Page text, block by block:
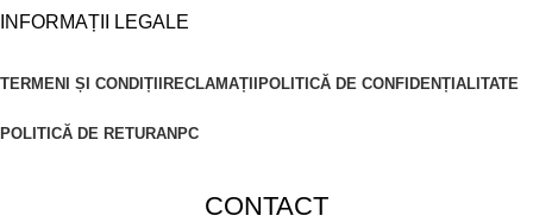
INFORMAȚII LEGALE
TERMENI ȘI CONDIȚII RECLAMAȚII POLITICĂ DE CONFIDENȚIALITATE
POLITICĂ DE RETURANPC
CONTACT